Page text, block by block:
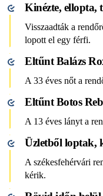
Kinézte, ellopta,
Visszaadták a
lopott el egy férfi.
Eltűnt Balázs
A 33 éves nőt a
Eltűnt Botos
A 13 éves lányt a
Üzletből loptak,
A székesfehérvári
kérik.